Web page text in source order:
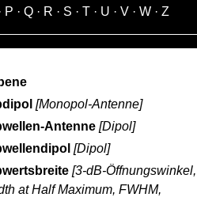
P ·Q · R · S ·T · U ·V ·W ·Z
[Monopol-Antenne]
Antenne[Dipol]
[Dipol]
[3-dB-Öffnungswinkel,
at Half Maximum, FWHM,